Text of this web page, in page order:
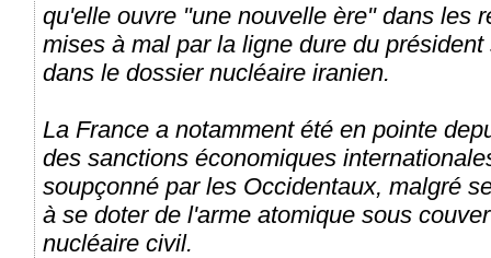
qu'elle ouvre "une nouvelle ère" dans les
mises à mal par la ligne dure du
dans le dossier nucléaire iranien.
La France a notamment été en pointe
des sanctions économiques
soupçonné par les Occidentaux, malgré
à se doter de l'arme atomique sous
nucléaire civil.